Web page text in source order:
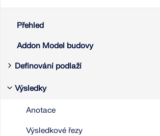
Přehled
Addon Model budovy
Definování podlaží
Podlaží budovy
Sada stropních desek
Stěnové panely
Výsledky
Anotace
Výsledkové řezy